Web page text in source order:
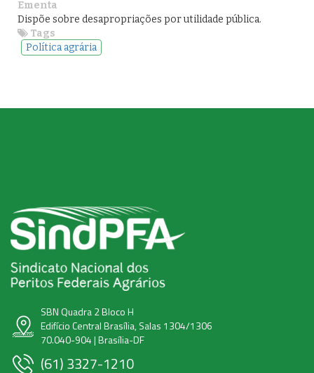
Ementa
Dispõe sobre desapropriações por utilidade pública.
Tags
Política agrária
SBN Quadra 2 Bloco H
Edifício Central Brasília, Salas 1304/1306
70.040-904 | Brasília-DF
(61) 3327-1210